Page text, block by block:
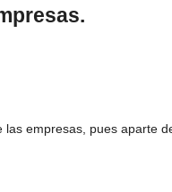
empresas, pues aparte